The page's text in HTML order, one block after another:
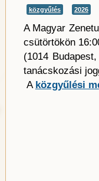
közgyűlés 2026
A Magyar
csütörtökön
(1014
tanácskozási
A közgyűlési